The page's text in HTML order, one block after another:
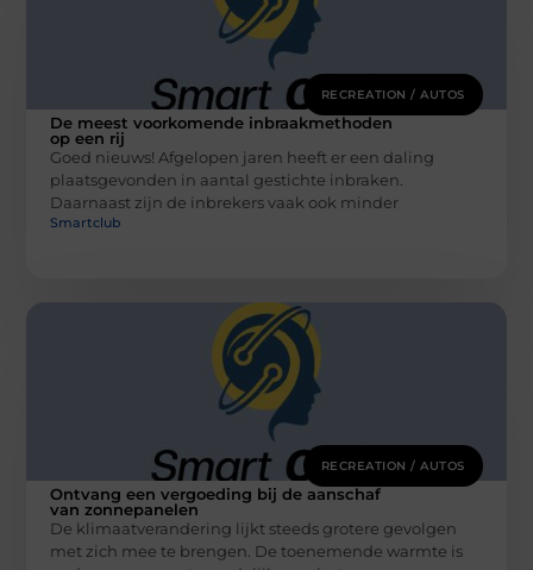
RECREATION / AUTOS
De meest voorkomende inbraakmethoden
op een rij
Goed nieuws! Afgelopen jaren heeft er een daling
plaatsgevonden in aantal gestichte inbraken.
Daarnaast zijn de inbrekers vaak ook minder
Smartclub
RECREATION / AUTOS
Ontvang een vergoeding bij de aanschaf
van zonnepanelen
De klimaatverandering lijkt steeds grotere gevolgen
met zich mee te brengen. De toenemende warmte is